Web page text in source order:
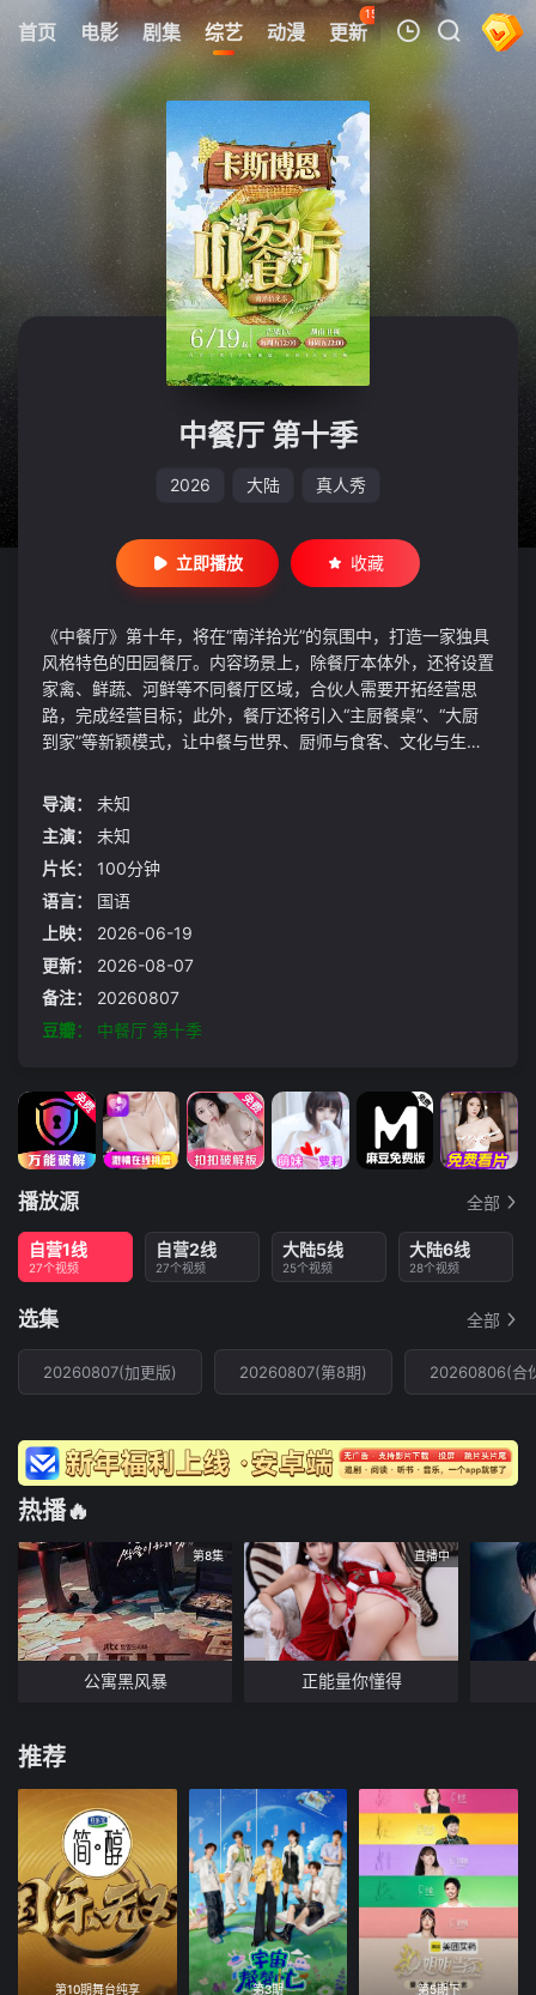
首页 电影 剧集 综艺 动漫 更新
150
热榜 APP
我的观影记录
暂无观看影片的记录
中餐厅 第十季
2026 大陆 真人秀
立即播放 收藏
《中餐厅》第十年，将在“南洋拾光”的氛围中，打造一家独具
风格特色的田园餐厅。内容场景上，除餐厅本体外，还将设置
家禽、鲜蔬、河鲜等不同餐厅区域，合伙人需要开拓经营思
路，完成经营目标；此外，餐厅还将引入“主厨餐桌”、“大厨
到家”等新颖模式，让中餐与世界、厨师与食客、文化与生活
导演：
未知
主演：
未知
片长：
100分钟
语言：
国语
上映：
2026-06-19
更新：
2026-08-07
备注：
20260807
豆瓣：
中餐厅 第十季
播放源 全部
自营1线
27个视频
自营2线
27个视频
大陆5线
25个视频
大陆6线
28个视频
选集 全部
20260807(加更版) 20260807(第8期) 20260806(合
热播🔥
第8集
公寓黑风暴
直播中
正能量你懂得
推荐
第10期舞台纯享 第3期 第5期下